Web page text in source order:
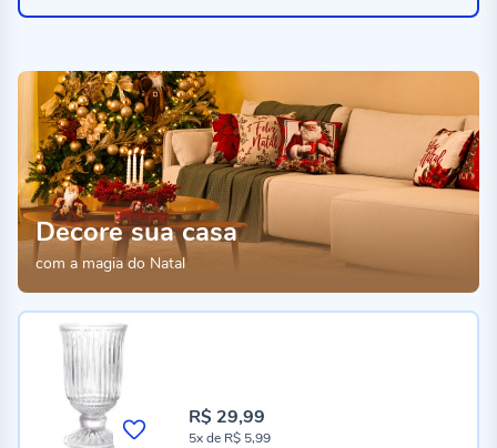
Decore sua casa
com a magia do Natal
R$ 29,99
5xde R$ 5,99